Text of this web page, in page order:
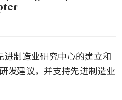
需求。
和低碳解决方案
制造业研究中心的建立和
发建议，并支持先进制造业